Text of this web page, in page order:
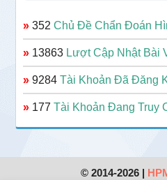
» 352Chủ Đề Chẩn Đoán
» 13863 Lượt Cập Nhật Bài
» 9284Tài Khoản Đã Đăng
» 177Tài Khoản Đang Truy
© 2014-2026 |